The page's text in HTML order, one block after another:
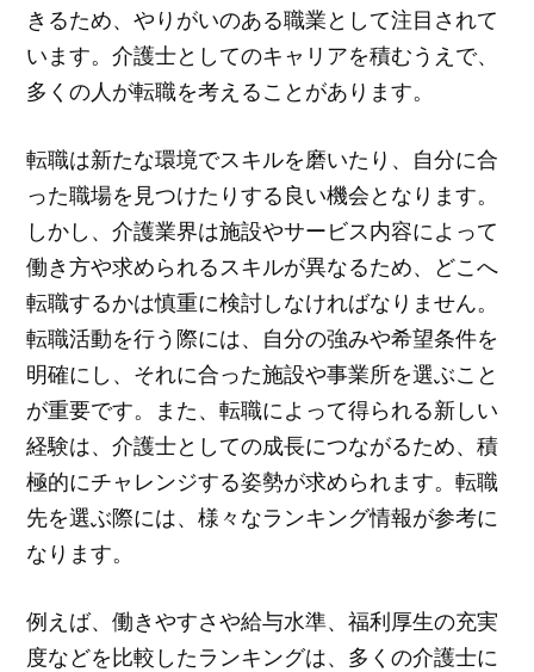
きるため、やりがいのある職業として注目されて
います。介護士としてのキャリアを積むうえで、
多くの人が転職を考えることがあります。
転職は新たな環境でスキルを磨いたり、自分に合
った職場を見つけたりする良い機会となります。
しかし、介護業界は施設やサービス内容によって
働き方や求められるスキルが異なるため、どこへ
転職するかは慎重に検討しなければなりません。
転職活動を行う際には、自分の強みや希望条件を
明確にし、それに合った施設や事業所を選ぶこと
が重要です。また、転職によって得られる新しい
経験は、介護士としての成長につながるため、積
極的にチャレンジする姿勢が求められます。転職
先を選ぶ際には、様々なランキング情報が参考に
なります。
例えば、働きやすさや給与水準、福利厚生の充実
度などを比較したランキングは、多くの介護士に